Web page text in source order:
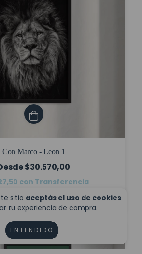
sitio aceptás el uso de cookies
tu experiencia de compra.
ENTENDIDO
Con Marco - Leon 1
$30.570,00
con Transferencia
sin interés de$5.095,00